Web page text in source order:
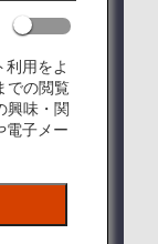
航便が旅程に
が適用になる
でに確認が
があります
に記載してい
かりの制限
利用をよ
での閲覧
興味・関
電子メー